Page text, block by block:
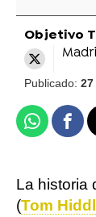
Objetivo
Publicado:
Whatsapp
La historia
(Tom